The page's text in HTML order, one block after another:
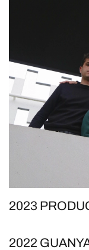
2023
2022